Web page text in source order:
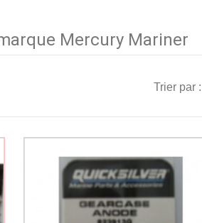
Mercury Mariner
Trier par :